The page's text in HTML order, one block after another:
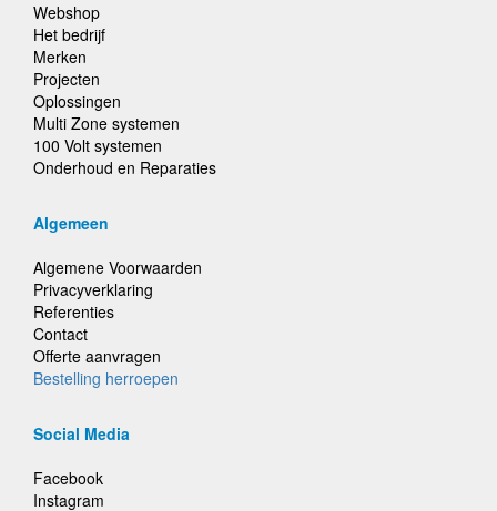
Webshop
Het bedrijf
Merken
Projecten
Oplossingen
Multi Zone systemen
100 Volt systemen
Onderhoud en Reparaties
Algemeen
Algemene Voorwaarden
Privacyverklaring
Referenties
Contact
Offerte aanvragen
Bestelling herroepen
Social Media
Facebook
Instagram